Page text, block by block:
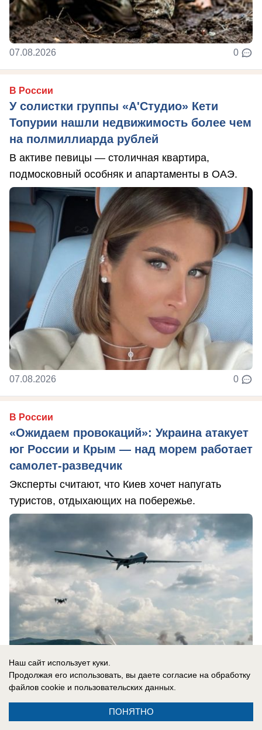
07.08.2026 0
В России
У солистки группы «А'Студио» Кети
Топурии нашли недвижимость более чем
на полмиллиарда рублей
В активе певицы — столичная квартира,
подмосковный особняк и апартаменты в ОАЭ.
07.08.2026 0
В России
«Ожидаем провокаций»: Украина атакует
юг России и Крым — над морем работает
самолет-разведчик
Эксперты считают, что Киев хочет напугать
туристов, отдыхающих на побережье.
07.08.2026 0
Наш сайт использует куки.
Продолжая его использовать, вы даете согласие на обработку
файлов cookie и пользовательских данных.
ПОНЯТНО